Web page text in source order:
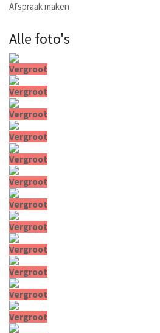
Afspraak maken
Alle foto's
Vergroot
Vergroot
Vergroot
Vergroot
Vergroot
Vergroot
Vergroot
Vergroot
Vergroot
Vergroot
Vergroot
Vergroot